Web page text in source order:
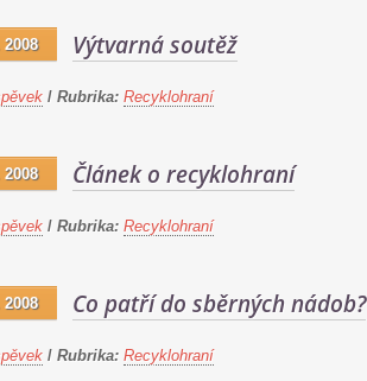
Výtvarná soutěž
2008
/ Rubrika: Recyklohraní
Článek o recyklohraní
2008
/ Rubrika: Recyklohraní
Co patří do sběrných nádob?
2008
/ Rubrika: Recyklohraní